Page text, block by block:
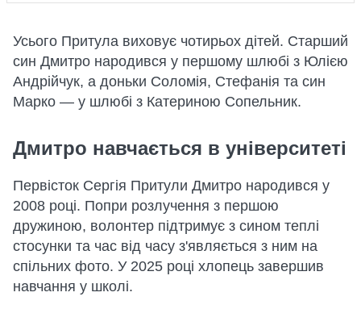
Усього Притула виховує чотирьох дітей. Старший
син Дмитро народився у першому шлюбі з Юлією
Андрійчук, а доньки Соломія, Стефанія та син
Марко — у шлюбі з Катериною Сопельник.
Дмитро навчається в університеті
Первісток Сергія Притули Дмитро народився у
2008 році. Попри розлучення з першою
дружиною, волонтер підтримує з сином теплі
стосунки та час від часу з'являється з ним на
спільних фото. У 2025 році хлопець завершив
навчання у школі.